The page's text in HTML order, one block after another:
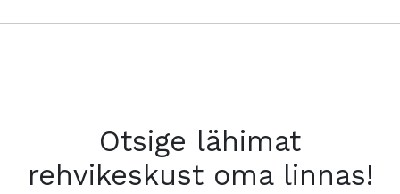
Otsige lähimat
rehvikeskust oma linnas!